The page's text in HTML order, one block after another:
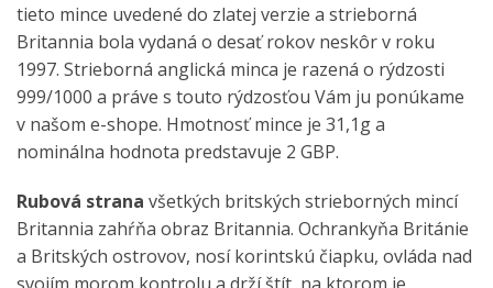
tieto mince uvedené do zlatej verzie a strieborná
Britannia bola vydaná o desať rokov neskôr v roku
1997. Strieborná anglická minca je razená o rýdzosti
999/1000 a práve s touto rýdzosťou Vám ju ponúkame
v našom e-shope. Hmotnosť mince je 31,1g a
nominálna hodnota predstavuje 2 GBP.
Rubová strana všetkých britských strieborných mincí
Britannia zahŕňa obraz Britannia. Ochrankyňa Británie
a Britských ostrovov, nosí korintskú čiapku, ovláda nad